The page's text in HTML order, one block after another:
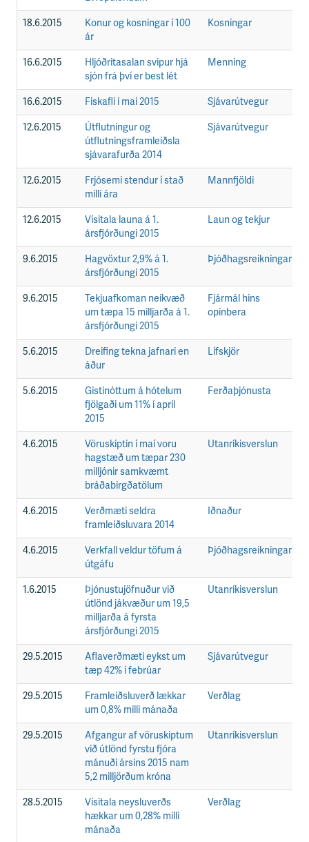
18.6.2015
Konur og kosningar í 100
ár
Kosningar
16.6.2015
Hljóðritasalan svipur hjá
sjón frá því er best lét
Menning
16.6.2015 Fiskafli í maí 2015 Sjávarútvegur
12.6.2015
Útflutningur og
útflutningsframleiðsla
sjávarafurða 2014
Sjávarútvegur
12.6.2015
Frjósemi stendur í stað
milli ára
Mannfjöldi
12.6.2015
Vísitala launa á 1.
ársfjórðungi 2015
Laun og tekjur
9.6.2015
Hagvöxtur 2,9% á 1.
ársfjórðungi 2015
Þjóðhagsreikningar
9.6.2015
Tekjuafkoman neikvæð
um tæpa 15 milljarða á 1.
ársfjórðungi 2015
Fjármál hins
opinbera
5.6.2015
Dreifing tekna jafnari en
áður
Lífskjör
5.6.2015
Gistinóttum á hótelum
fjölgaði um 11% í apríl
2015
Ferðaþjónusta
4.6.2015
Vöruskiptin í maí voru
hagstæð um tæpar 230
milljónir samkvæmt
bráðabirgðatölum
Utanríkisverslun
4.6.2015
Verðmæti seldra
framleiðsluvara 2014
Iðnaður
4.6.2015
Verkfall veldur töfum á
útgáfu
Þjóðhagsreikningar
1.6.2015
Þjónustujöfnuður við
útlönd jákvæður um 19,5
milljarða á fyrsta
ársfjórðungi 2015
Utanríkisverslun
29.5.2015
Aflaverðmæti eykst um
tæp 42% í febrúar
Sjávarútvegur
29.5.2015
Framleiðsluverð lækkar
um 0,8% milli mánaða
Verðlag
29.5.2015
Afgangur af vöruskiptum
við útlönd fyrstu fjóra
mánuði ársins 2015 nam
5,2 milljörðum króna
Utanríkisverslun
28.5.2015
Vísitala neysluverðs
hækkar um 0,28% milli
mánaða
Verðlag